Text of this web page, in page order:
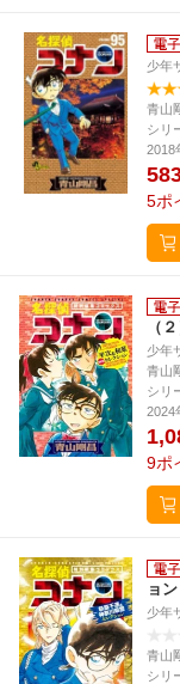
少年
青山
シリ
2018
5ポ
（２
少年
青山
シリ
2024
9ポ
ョン
少年
青山
シリ